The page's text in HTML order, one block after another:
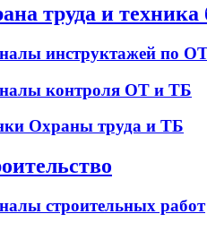
труда и техника
инструктажей по
контроля ОТ и ТБ
Охраны труда и ТБ
строительных работ